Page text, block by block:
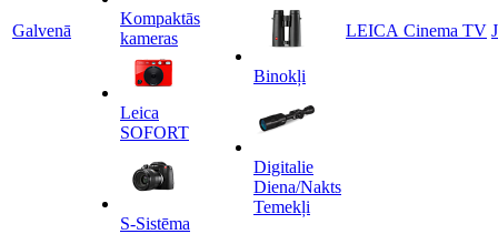
Galvenā
Kompaktās
kameras
Leica
SOFORT
S-Sistēma
Binokļi
Digitalie
Diena/Nakts
Temekļi
LEICA Cinema TV